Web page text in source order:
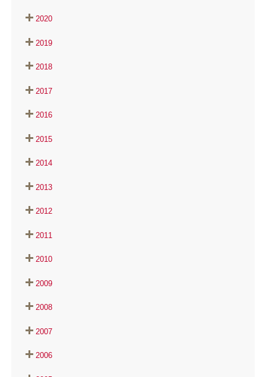
2020
2019
2018
2017
2016
2015
2014
2013
2012
2011
2010
2009
2008
2007
2006